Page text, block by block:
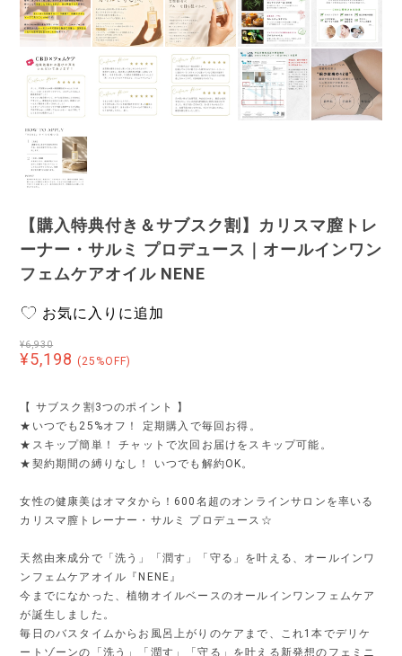
【購入特典付き＆サブスク割】カリスマ膣トレ
ーナー・サルミ プロデュース｜オールインワン
フェムケアオイル NENE
お気に入りに追加
¥6,930
¥5,198 (25%OFF)
【 サブスク割3つのポイント 】
★いつでも25%オフ！ 定期購入で毎回お得。
★スキップ簡単！ チャットで次回お届けをスキップ可能。
★契約期間の縛りなし！ いつでも解約OK。
女性の健康美はオマタから！600名超のオンラインサロンを率いる
カリスマ膣トレーナー・サルミ プロデュース☆
天然由来成分で「洗う」「潤す」「守る」を叶える、オールインワ
ンフェムケアオイル『NENE』
今までになかった、植物オイルベースのオールインワンフェムケア
が誕生しました。
毎日のバスタイムからお風呂上がりのケアまで、これ1本でデリケ
ートゾーンの「洗う」「潤す」「守る」を叶える新発想のフェミニ